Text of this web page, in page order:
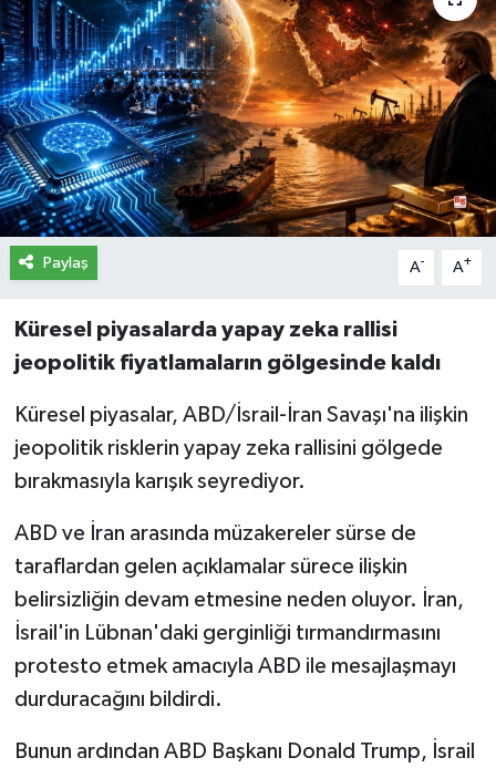
Paylaş A- A+
Küresel piyasalarda yapay zeka rallisi
jeopolitik fiyatlamaların gölgesinde kaldı
Küresel piyasalar, ABD/İsrail-İran Savaşı'na ilişkin
jeopolitik risklerin yapay zeka rallisini gölgede
bırakmasıyla karışık seyrediyor.
ABD ve İran arasında müzakereler sürse de
taraflardan gelen açıklamalar sürece ilişkin
belirsizliğin devam etmesine neden oluyor. İran,
İsrail'in Lübnan'daki gerginliği tırmandırmasını
protesto etmek amacıyla ABD ile mesajlaşmayı
durduracağını bildirdi.
Bunun ardından ABD Başkanı Donald Trump, İsrail